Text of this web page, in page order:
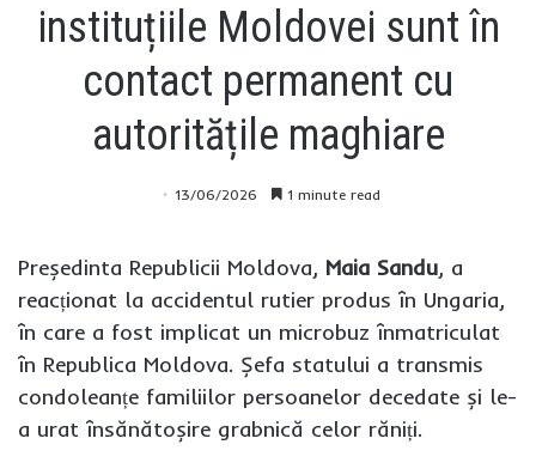
instituțiile Moldovei sunt în
contact permanent cu
autoritățile maghiare
13/06/2026 1 minute read
Președinta Republicii Moldova, Maia Sandu, a
reacționat la accidentul rutier produs în Ungaria,
în care a fost implicat un microbuz înmatriculat
în Republica Moldova. Șefa statului a transmis
condoleanțe familiilor persoanelor decedate și le-
a urat însănătoșire grabnică celor răniți.